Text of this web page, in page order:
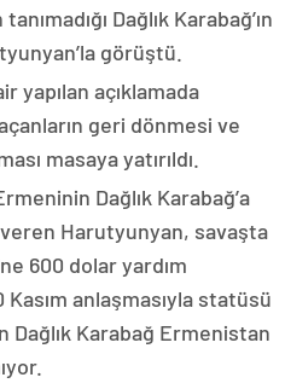
Dağlık Karabağ’ın
görüştü.
yapılan açıklamada
geri dönmesi ve
masaya yatırıldı.
Dağlık Karabağ’a
Harutyunyan, savaşta
600 dolar yardım
anlaşmasıyla statüsü
Dağlık Karabağ Ermenistan